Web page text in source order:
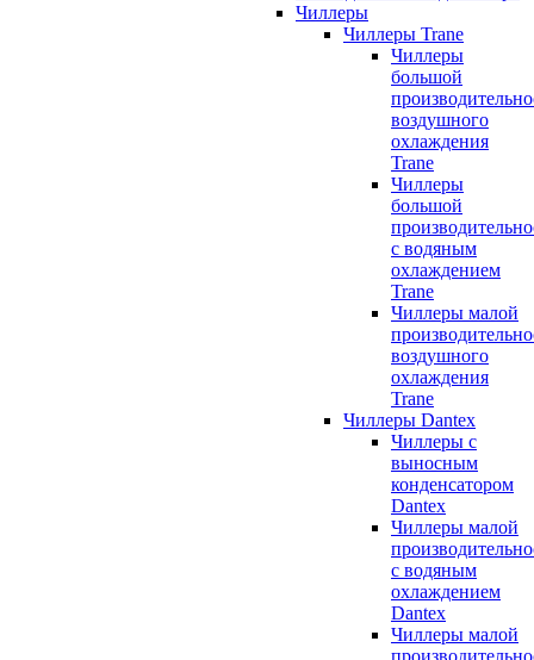
Чиллеры
Чиллеры Trane
Чиллеры
большой
воздушного
охлаждения
Trane
Чиллеры
большой
с водяным
охлаждением
Trane
Чиллеры малой
воздушного
охлаждения
Trane
Чиллеры Dantex
Чиллеры с
выносным
конденсатором
Dantex
Чиллеры малой
с водяным
охлаждением
Dantex
Чиллеры малой